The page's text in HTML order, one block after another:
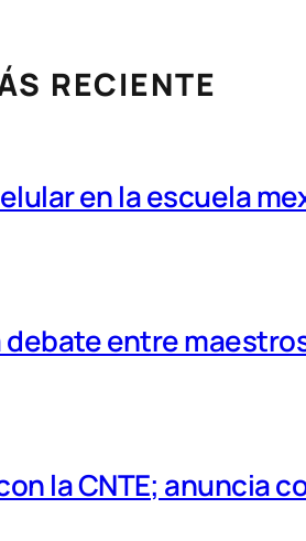
RECIENTE
en la escuela
debate entre
la CNTE; anuncia